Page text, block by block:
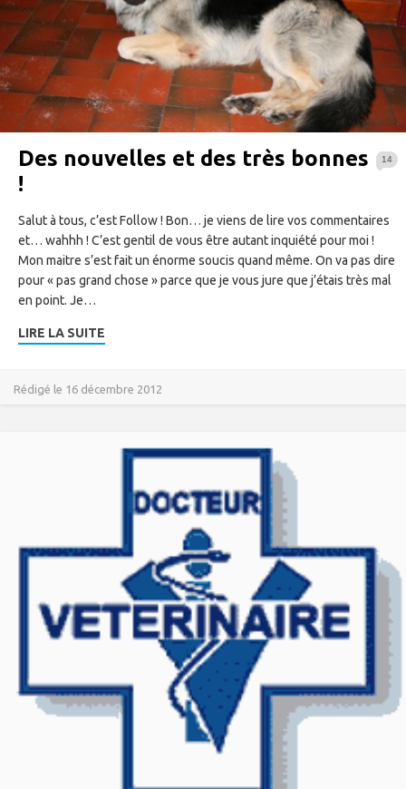
14
Des nouvelles et des très bonnes
!
Salut à tous, c’est Follow ! Bon… je viens de lire vos commentaires
et… wahhh ! C’est gentil de vous être autant inquiété pour moi !
Mon maitre s’est fait un énorme soucis quand même. On va pas dire
pour « pas grand chose » parce que je vous jure que j’étais très mal
en point. Je…
LIRE LA SUITE
Rédigé le 16 décembre 2012